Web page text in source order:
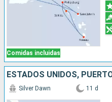
Comidas incluidas
Silver Dawn 11 d